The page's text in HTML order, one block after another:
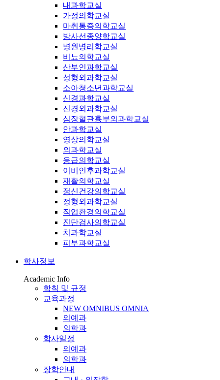
내과학교실
가정의학교실
마취통증의학교실
방사선종양학교실
병원병리학교실
비뇨의학교실
산부인과학교실
성형외과학교실
소아청소년과학교실
신경과학교실
신경외과학교실
심장혈관흉부외과학교실
안과학교실
영상의학교실
외과학교실
응급의학교실
이비인후과학교실
재활의학교실
정신건강의학교실
정형외과학교실
직업환경의학교실
진단검사의학교실
치과학교실
피부과학교실
학사정보
Academic Info
학칙 및 규정
교육과정
NEW OMNIBUS OMNIA
의예과
의학과
학사일정
의예과
의학과
장학안내